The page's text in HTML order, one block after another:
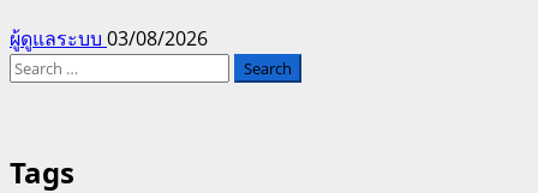
ผู้ดูแลระบบ 03/08/2026
Search
Tags